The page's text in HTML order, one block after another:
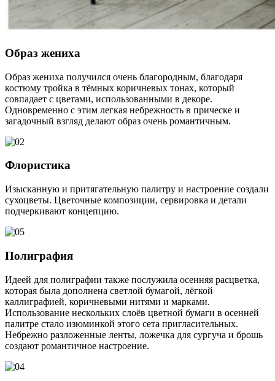
Образ жениха
Образ жениха получился очень благородным, благодаря
костюму тройка в тёмных коричневых тонах, который
совпадает с цветами, использованными в декоре.
Одновременно с этим легкая небрежность в прическе и
загадочный взгляд делают образ очень романтичным.
Флористика
Изысканную и притягательную палитру и настроение создали
сухоцветы. Цветочные композиции, сервировка и детали
подчеркивают концепцию.
Полиграфия
Идеей для полиграфии также послужила осенняя расцветка,
которая была дополнена светлой бумагой, лёгкой
каллиграфией, коричневыми нитями и марками.
Использование нескольких слоёв цветной бумаги в осенней
палитре стало изюминкой этого сета пригласительных.
Небрежно разложенные ленты, ложечка для сургуча и брошь
создают романтичное настроение.